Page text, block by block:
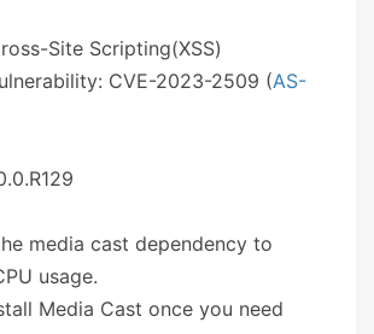
Site Scripting(XSS)
CVE-2023-2509 (AS-
media cast dependency to
usage.
Media Cast once you need